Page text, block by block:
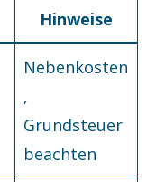
Hinweise
Nebenkosten
,
Grundsteuer
beachten